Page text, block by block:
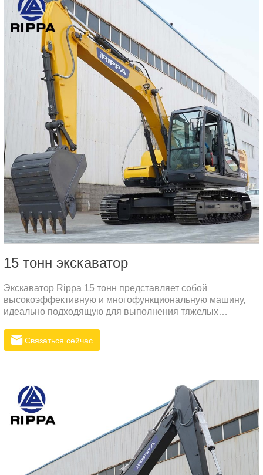
15 тонн экскаватор
Экскаватор Rippa 15 тонн представляет собой
высокоэффективную и многофункциональную машину,
идеально подходящую для выполнения тяжелых
надёжная техника, оснащенная передовыми
технологиями, что делает её незаменимой в сложных
Связаться сейчас